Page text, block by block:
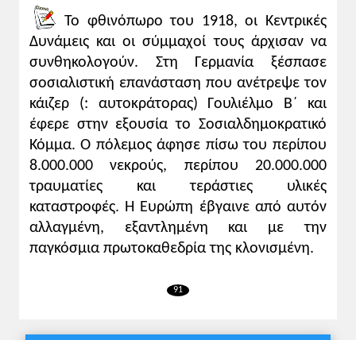
Το φθινόπωρο του 1918, οι Κεντρικές
Δυνάμεις και οι σύμμαχοί τους άρχισαν να
συνθηκολογούν. Στη Γερμανία ξέσπασε
σοσιαλιστική επανάσταση που ανέτρεψε τον
κάιζερ (: αυτοκράτορας) Γουλιέλμο Β΄ και
έφερε στην εξουσία το Σοσιαλδημοκρατικό
Κόμμα. Ο πόλεμος άφησε πίσω του περίπου
8.000.000 νεκρούς, περίπου 20.000.000
τραυματίες και τεράστιες υλικές
καταστροφές. Η Ευρώπη έβγαινε από αυτόν
αλλαγμένη, εξαντλημένη και με την
παγκόσμια πρωτοκαθεδρία της κλονισμένη.
91